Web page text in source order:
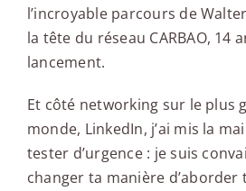
l’incroyable parcours de
la tête du réseau CARBAO, 14
lancement.
Et côté networking sur le plus
monde, LinkedIn, j’ai mis la
tester d’urgence : je suis
changer ta manière d’aborder